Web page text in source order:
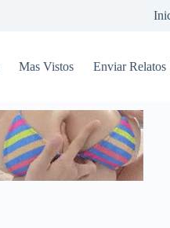
Mas Vistos Enviar Relatos